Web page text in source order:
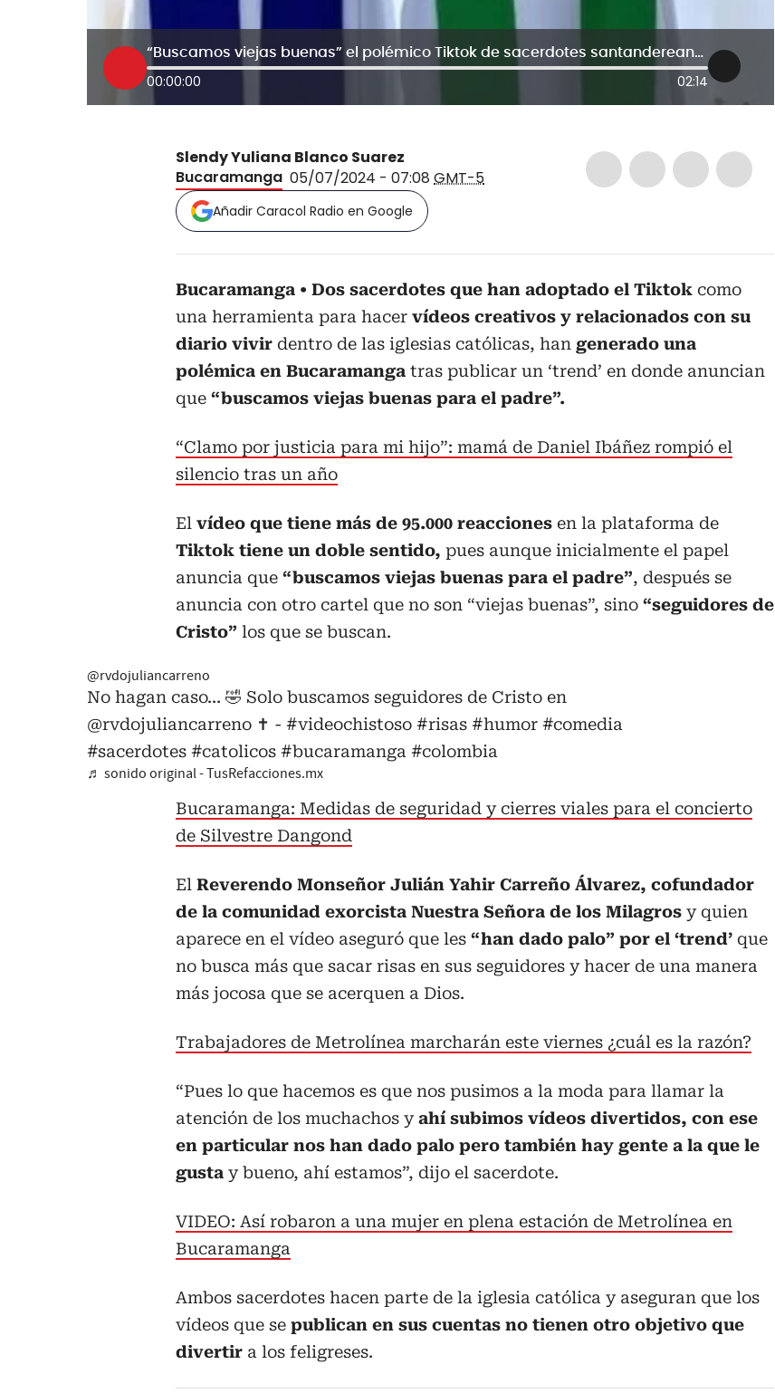
“Buscamos viejas buenas” el polémico Tiktok de sacerdotes santandereanos
00:00:00 02:14
Slendy Yuliana Blanco Suarez
Bucaramanga 05/07/2024 - 07:08 GMT-5
Añadir Caracol Radio en Google
Bucaramanga Dos sacerdotes que han adoptado el Tiktok como
una herramienta para hacer vídeos creativos y relacionados con su
diario vivir dentro de las iglesias católicas, han generado una
polémica en Bucaramanga tras publicar un ‘trend’ en donde anuncian
que “buscamos viejas buenas para el padre”.
“Clamo por justicia para mi hijo”: mamá de Daniel Ibáñez rompió el
silencio tras un año
El vídeo que tiene más de 95.000 reacciones en la plataforma de
Tiktok tiene un doble sentido, pues aunque inicialmente el papel
anuncia que “buscamos viejas buenas para el padre”, después se
anuncia con otro cartel que no son “viejas buenas”, sino “seguidores de
Cristo” los que se buscan.
@rvdojuliancarreno
No hagan caso... 🤣 Solo buscamos seguidores de Cristo en
@rvdojuliancarreno ✝️ - #videochistoso #risas #humor #comedia
#sacerdotes #catolicos #bucaramanga #colombia
♬ sonido original - TusRefacciones.mx
Bucaramanga: Medidas de seguridad y cierres viales para el concierto
de Silvestre Dangond
El Reverendo Monseñor Julián Yahir Carreño Álvarez, cofundador
de la comunidad exorcista Nuestra Señora de los Milagros y quien
aparece en el vídeo aseguró que les “han dado palo” por el ‘trend’ que
no busca más que sacar risas en sus seguidores y hacer de una manera
más jocosa que se acerquen a Dios.
Trabajadores de Metrolínea marcharán este viernes ¿cuál es la razón?
“Pues lo que hacemos es que nos pusimos a la moda para llamar la
atención de los muchachos yahí subimos vídeos divertidos, con ese
en particular nos han dado palo pero también hay gente a la que le
gusta y bueno, ahí estamos”, dijo el sacerdote.
VIDEO: Así robaron a una mujer en plena estación de Metrolínea en
Bucaramanga
Ambos sacerdotes hacen parte de la iglesia católica y aseguran que los
vídeos que se publican en sus cuentas no tienen otro objetivo que
divertir a los feligreses.